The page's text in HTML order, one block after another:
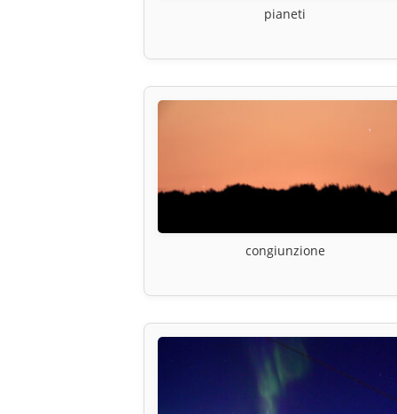
pianeti
congiunzione